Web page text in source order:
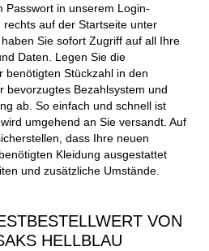
Passwort in unserem Login-
auf der Startseite unter
Sie sofort Zugriff auf all Ihre
Daten. Legen Sie die
benötigten Stückzahl in den
bevorzugtes Bezahlsystem und
ab. So einfach und schnell ist
umgehend an Sie versandt. Auf
dass Ihre neuen
Kleidung ausgestattet
und zusätzliche Umstände.
VON
HELLBLAU